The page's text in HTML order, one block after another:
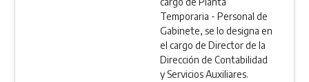
Temporaria - Personal de
Gabinete, se lo designa en
el cargo de Director de la
Dirección de Contabilidad
y Servicios Auxiliares.